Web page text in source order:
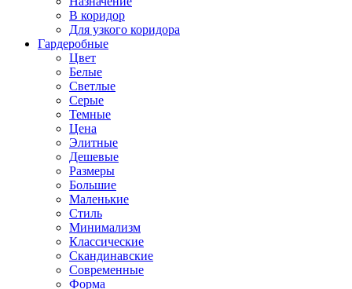
В коридор
Для узкого коридора
Гардеробные
Цвет
Белые
Светлые
Серые
Темные
Цена
Элитные
Дешевые
Размеры
Большие
Маленькие
Стиль
Минимализм
Классические
Скандинавские
Современные
Форма